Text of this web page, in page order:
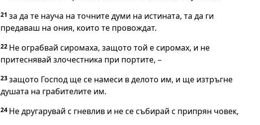
21 за да те науча на точните думи на истината, та да ги
предаваш на ония, които те провождат.
22 Не ограбвай сиромаха, защото той е сиромах, и не
притеснявай злочестника при портите, –
23защото Господ ще се намеси в делото им, и ще изтръгне
душата на грабителите им.
24 Не другарувай с гневлив и не се събирай с припрян човек,